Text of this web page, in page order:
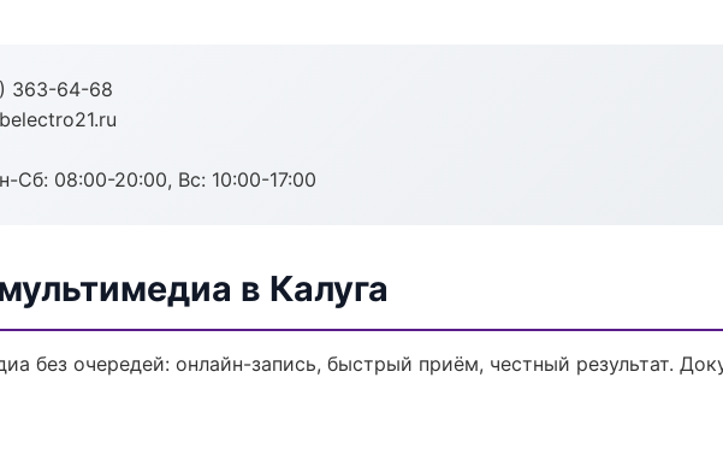
363-64-68
Сб: 08:00-20:00, Вс: 10:00-17:00
в Калуга
без очередей: онлайн-запись, быстрый приём, честный результат.